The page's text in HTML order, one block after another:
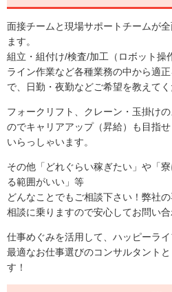
面接チームと現場サポートチームが
ます。
組立・組付け/検査/加工（ロボット操
ライン作業など各種業務の中から適
で、日勤・夜勤などご希望を教えてく
フォークリフト、クレーン・玉掛け
のでキャリアアップ（昇給）も目指
いらっしゃいます。
その他「どれぐらい稼ぎたい」や「
る範囲がいい」等
どんなことでもご相談下さい！弊社
相談に乗りますので安心してお問い
仕事めぐみを活用して、ハッピーラ
最適なお仕事選びのコンサルタント
す！